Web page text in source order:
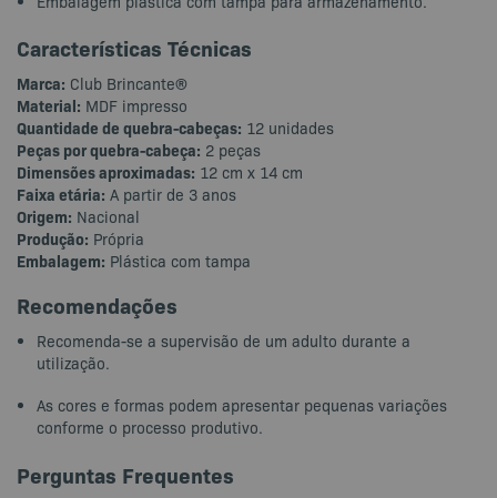
Características Técnicas
Marca: Club Brincante®
Material: MDF impresso
Quantidade de quebra-cabeças: 12 unidades
Peças por quebra-cabeça: 2 peças
Dimensões aproximadas: 12 cm x 14 cm
Faixa etária: A partir de 3 anos
Origem: Nacional
Produção: Própria
Embalagem: Plástica com tampa
Recomendações
Recomenda-se a supervisão de um adulto durante a
utilização.
As cores e formas podem apresentar pequenas variações
conforme o processo produtivo.
Perguntas Frequentes